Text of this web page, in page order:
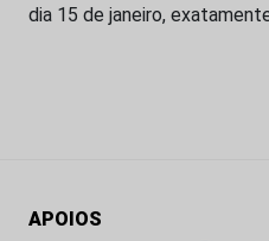
dia 15 de janeiro,
APOIOS